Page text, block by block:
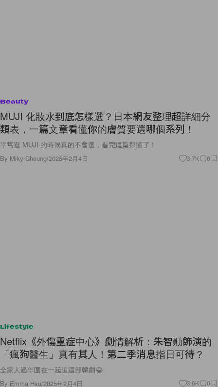
Beauty
MUJI 化妝水到底怎樣選？日本網友整理超詳細分
類表，一篇文章看懂你的膚質要選哪個系列！
平常逛 MUJI 的時候真的不會選，看完這篇都懂了！
By Miky Cheung/2025年2月4日 3.7K 0
Lifestyle
Netflix《外傷重症中心》劇情解析：朱智勛飾演的
「瘋狗醫生」真有其人！第二季消息指日可待？
全家人過年圍在一起追這部韓劇😂
By Emma Hsu/2025年2月4日 3.6K 0